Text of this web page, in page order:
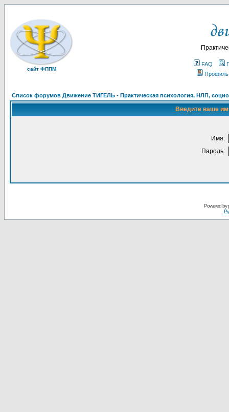
сайт ФППМ
FAQ
Профиль
Список форумов Движение ТИГЕЛЬ - Практическая психология, НЛП,
Введите ваше
Имя:
Пароль:
Powered by